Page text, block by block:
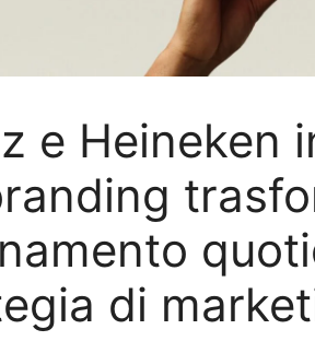
e Heineken
di